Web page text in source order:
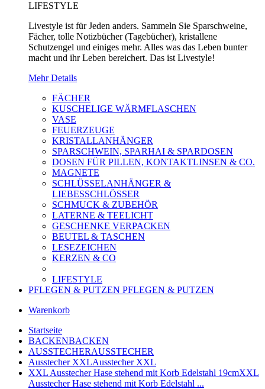
LIFESTYLE
Livestyle ist für Jeden anders. Sammeln Sie Sparschweine,
Fächer, tolle Notizbücher (Tagebücher), kristallene
Schutzengel und einiges mehr. Alles was das Leben bunter
macht und ihr Leben bereichert. Das ist Livestyle!
Mehr Details
FÄCHER
KUSCHELIGE WÄRMFLASCHEN
VASE
FEUERZEUGE
KRISTALLANHÄNGER
SPARSCHWEIN, SPARHAI & SPARDOSEN
DOSEN FÜR PILLEN, KONTAKTLINSEN & CO.
MAGNETE
SCHLÜSSELANHÄNGER &
LIEBESSCHLÖSSER
SCHMUCK & ZUBEHÖR
LATERNE & TEELICHT
GESCHENKE VERPACKEN
BEUTEL & TASCHEN
LESEZEICHEN
KERZEN & CO
LIFESTYLE
PFLEGEN & PUTZEN PFLEGEN & PUTZEN
Warenkorb
Startseite
BACKENBACKEN
AUSSTECHERAUSSTECHER
Ausstecher XXLAusstecher XXL
XXL Ausstecher Hase stehend mit Korb Edelstahl 19cmXXL
Ausstecher Hase stehend mit Korb Edelstahl ...